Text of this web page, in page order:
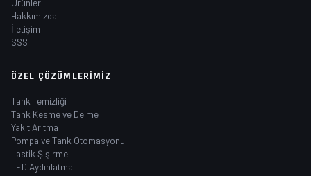
Ürünler
Hakkımızda
İletişim
SSS
ÖZEL ÇÖZÜMLERIMIZ
Tank Temizliği
Tank Kesme ve Delme
Yakıt Arıtma
Pompa ve Tank Otomasyonu
Lastik Şişirme
LED Aydınlatma